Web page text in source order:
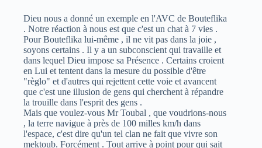
Dieu nous a donné un exemple en l'AVC de Bouteflika
. Notre réaction à nous est que c'est un chat à 7 vies .
Pour Bouteflika lui-même , il ne vit pas dans la joie ,
soyons certains . Il y a un subconscient qui travaille et
dans lequel Dieu impose sa Présence . Certains croient
en Lui et tentent dans la mesure du possible d'être
"règlo" et d'autres qui rejettent cette voie et avancent
que c'est une illusion de gens qui cherchent à répandre
la trouille dans l'esprit des gens .
Mais que voulez-vous Mr Toubal , que voudrions-nous
, la terre navigue à près de 100 milles km/h dans
l'espace, c'est dire qu'un tel clan ne fait que vivre son
mektoub. Forcément . Tout arrive à point pour qui sait